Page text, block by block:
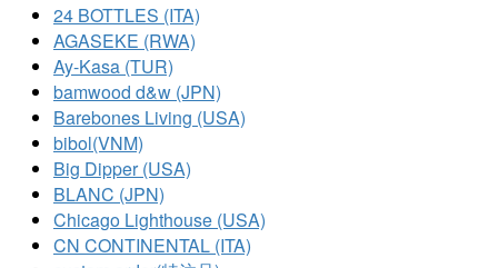
24 BOTTLES (ITA)
AGASEKE (RWA)
Ay-Kasa (TUR)
bamwood d&w (JPN)
Barebones Living (USA)
bibol(VNM)
Big Dipper (USA)
BLANC (JPN)
Chicago Lighthouse (USA)
CN CONTINENTAL (ITA)